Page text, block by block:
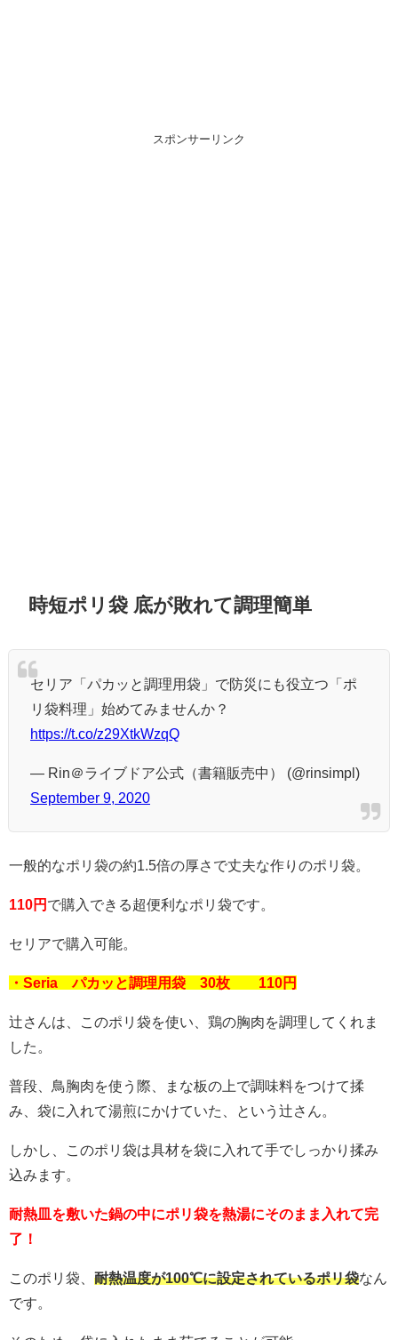
スポンサーリンク
時短ポリ袋 底が敗れて調理簡単
セリア「パカッと調理用袋」で防災にも役立つ「ポ
リ袋料理」始めてみませんか？
https://t.co/z29XtkWzqQ
— Rin＠ライブドア公式（書籍販売中） (@rinsimpl)
September 9, 2020
一般的なポリ袋の約1.5倍の厚さで丈夫な作りのポリ袋。
110円 で購入できる超便利なポリ袋です。
セリアで購入可能。
・Seria パカッと調理用袋 30枚 110円
辻さんは、このポリ袋を使い、鶏の胸肉を調理してくれま
した。
普段、鳥胸肉を使う際、まな板の上で調味料をつけて揉
み、袋に入れて湯煎にかけていた、という辻さん。
しかし、このポリ袋は具材を袋に入れて手でしっかり揉み
込みます。
耐熱皿を敷いた鍋の中にポリ袋を熱湯にそのまま入れて完
了！
このポリ袋、 耐熱温度が100℃に設定されているポリ袋なん
です。